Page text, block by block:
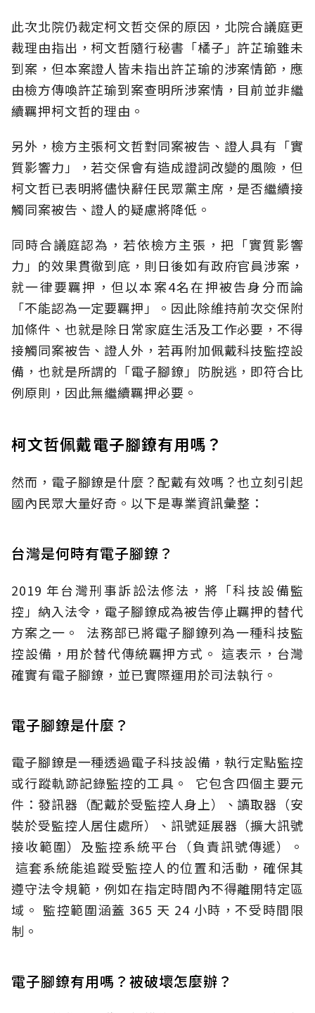
此次北院仍裁定柯文哲交保的原因，北院合議庭更
裁理由指出，柯文哲隨行秘書「橘子」許芷瑜雖未
到案，但本案證人皆未指出許芷瑜的涉案情節，應
由檢方傳喚許芷瑜到案查明所涉案情，目前並非繼
續羈押柯文哲的理由。
另外，檢方主張柯文哲對同案被告、證人具有「實
質影響力」，若交保會有造成證詞改變的風險，但
柯文哲已表明將儘快辭任民眾黨主席，是否繼續接
觸同案被告、證人的疑慮將降低。
同時合議庭認為，若依檢方主張，把「實質影響
力」的效果貫徹到底，則日後如有政府官員涉案，
就一律要羈押，但以本案4名在押被告身分而論
「不能認為一定要羈押」。因此除維持前次交保附
加條件、也就是除日常家庭生活及工作必要，不得
接觸同案被告、證人外，若再附加佩戴科技監控設
備，也就是所謂的「電子腳鐐」防脫逃，即符合比
例原則，因此無繼續羈押必要。
柯文哲佩戴電子腳鐐有用嗎？
然而，電子腳鐐是什麼？配戴有效嗎？也立刻引起
國內民眾大量好奇。以下是專業資訊彙整：
台灣是何時有電子腳鐐？
2019 年台灣刑事訴訟法修法，將「科技設備監
控」納入法令，電子腳鐐成為被告停止羈押的替代
方案之一。 法務部已將電子腳鐐列為一種科技監
控設備，用於替代傳統羈押方式。 這表示，台灣
確實有電子腳鐐，並已實際運用於司法執行。
電子腳鐐是什麼？
電子腳鐐是一種透過電子科技設備，執行定點監控
或行蹤軌跡記錄監控的工具。 它包含四個主要元
件：發訊器（配戴於受監控人身上）、讀取器（安
裝於受監控人居住處所）、訊號延展器（擴大訊號
接收範圍）及監控系統平台（負責訊號傳遞）。
這套系統能追蹤受監控人的位置和活動，確保其
遵守法令規範，例如在指定時間內不得離開特定區
域。 監控範圍涵蓋 365 天 24 小時，不受時間限
制。
電子腳鐐有用嗎？被破壞怎麼辦？